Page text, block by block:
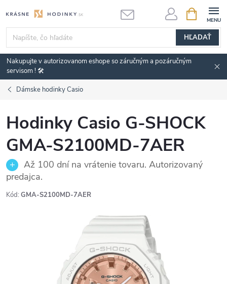
na
obsah
HĽADAŤ
KOŠÍK
Nakupujte v autorizovanom eshope so záručným a pozáručným
servisom ! 🛠️
Dámske hodinky Casio
Hodinky Casio G-SHOCK
GMA-S2100MD-7AER
Až 100 dní na vrátenie tovaru. Autorizovaný
predajca.
Kód: GMA-S2100MD-7AER